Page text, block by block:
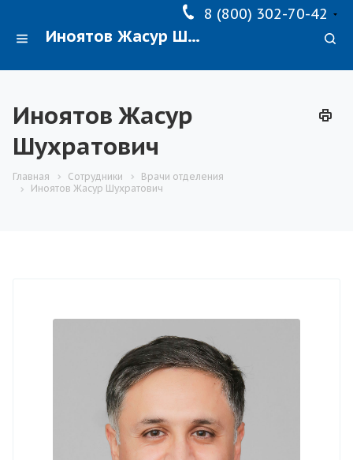
8 (800) 302-70-42
Иноятов Жасур Шухратович
Иноятов Жасур
Шухратович
Главная Сотрудники
Врачи отделения
Иноятов Жасур Шухратович